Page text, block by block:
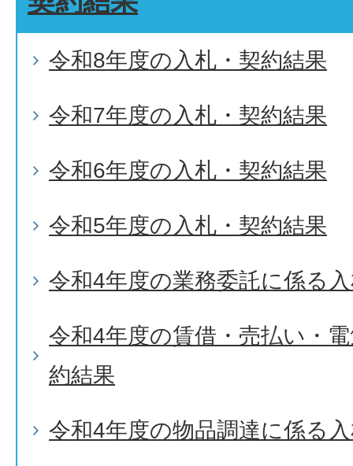
令和8年度の入札・契約結果
令和7年度の入札・契約結果
令和6年度の入札・契約結果
令和5年度の入札・契約結果
令和4年度の業務委託に係る
令和4年度の賃借・売払い・
約結果
令和4年度の物品調達に係る